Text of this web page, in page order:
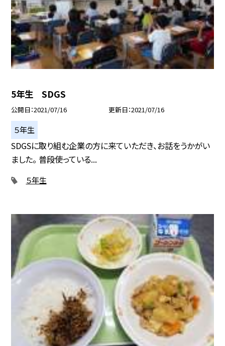
5年生 SDGS
公開日 2021/07/16 更新日 2021/07/16
５年生
SDGSに取り組む企業の方に来ていただき、お話をうかがい
ました。 普段使っている...
５年生